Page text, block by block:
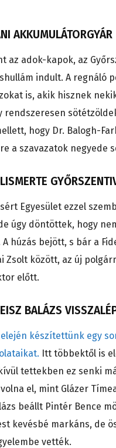
AKKUMULÁTORGYÁR
az adok-kapok, az
indult. A regnáló
is, akik hisznek
hogy Dr. Balogh-
a szavazatok negyede
Egyesület ezzel
úgy döntöttek, hogy
húzás bejött, s bár a
Zsolt között, az új
előtt.
BALÁZS
készítettünk egy
Itt többektől is
tettekben ez senki
el, mint Glázer
beállt Pintér Bence
kevésbé markáns, de
vették.